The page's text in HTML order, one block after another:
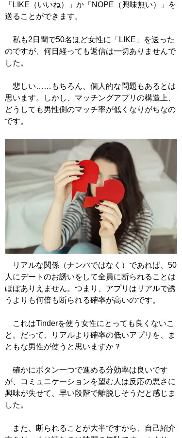
「LIKE（いいね）」か「NOPE（興味無い）」を
送ることができます。
私も2日間で50名ほど女性に「LIKE」を送った
のですが、何日経っても返信は一切ありませんで
した。
悲しい……もちろん、個人的な問題もあるとは
思います。しかし、マッチングアプリの構造上、
どうしても男性側のマッチ率が低くなりがちなの
です。
リアルな関係（ナンパではなく）であれば、50
人にデートのお誘いをして全員に断られることは
ほぼありえません。つまり、アプリはリアルで誘
うよりも何倍も断られる確率が高いのです。
これはTinderを使う女性にとっても良くないこ
と。だって、リアルより確率の低いアプリを、ま
ともな男性が使うと思いますか？
確かにボタン一つで進める分効率は良いです
が、コミュニケーションを望む人は反応の悪さに
興味が失せて、早い段階で離脱しそうだと感じま
した。
また、断られることが大半ですから、自己紹介